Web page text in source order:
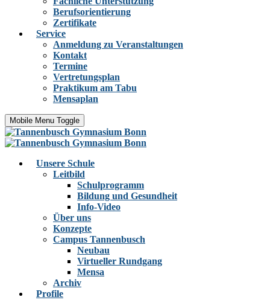
Berufsorientierung
Zertifikate
Service
Anmeldung zu Veranstaltungen
Kontakt
Termine
Vertretungsplan
Praktikum am Tabu
Mensaplan
Mobile Menu Toggle
Unsere Schule
Leitbild
Schulprogramm
Bildung und Gesundheit
Info-Video
Über uns
Konzepte
Campus Tannenbusch
Neubau
Virtueller Rundgang
Mensa
Archiv
Profile